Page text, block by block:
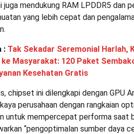
juga mendukung RAM LPDDR5 dan
yang lebih cepat dan
: Tak Sekadar Seremonial Harlah,
Masyarakat: 120 Paket
Kesehatan Gratis
chipset ini dilengkapi dengan GPU
perusahaan dengan rangkaian
untuk mempercepat performa saat
“pengoptimalan sumber daya